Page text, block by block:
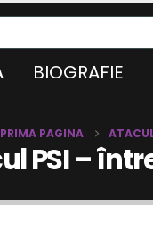
BIOGRAFIE
PRIMA PAGINA
PSI –